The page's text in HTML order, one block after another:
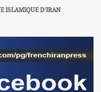
ISLAMIQUE D'IRAN